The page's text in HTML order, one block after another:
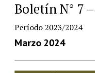
Boletín N° 7
Período 2023/2024
Marzo 2024